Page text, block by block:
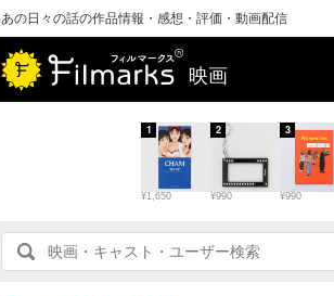
あの日々の話の作品情報・感想・評価・動画配信
映画
¥1,650
1
¥990
2
¥990
3